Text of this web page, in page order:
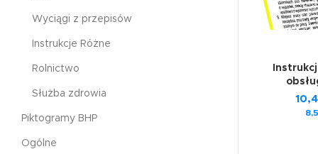
Wyciągi z przepisów
Instrukcje Różne
Rolnictwo
Służba zdrowia
Piktogramy BHP
Ogólne